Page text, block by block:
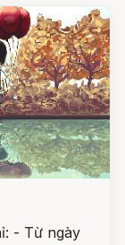
- Từ ngày